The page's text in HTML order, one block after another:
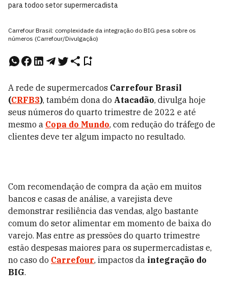
para todoo setor supermercadista
Carrefour Brasil: complexidade da integração do BIG pesa sobre os
números (Carrefour/Divulgação)
A rede de supermercados Carrefour Brasil
(CRFB3), também dona do Atacadão, divulga hoje
seus números do quarto trimestre de 2022 e até
mesmo a Copa do Mundo, com redução do tráfego de
clientes deve ter algum impacto no resultado.
Com recomendação de compra da ação em muitos
bancos e casas de análise, a varejista deve
demonstrar resiliência das vendas, algo bastante
comum do setor alimentar em momento de baixa do
varejo. Mas entre as pressões do quarto trimestre
estão despesas maiores para os supermercadistas e,
no caso do Carrefour, impactos da integração do
BIG.